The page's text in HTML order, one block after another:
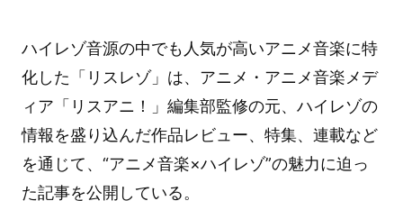
ハイレゾ音源の中でも人気が高いアニメ音楽に特
化した「リスレゾ」は、アニメ・アニメ音楽メデ
ィア「リスアニ！」編集部監修の元、ハイレゾの
情報を盛り込んだ作品レビュー、特集、連載など
を通じて、“アニメ音楽×ハイレゾ”の魅力に迫っ
た記事を公開している。